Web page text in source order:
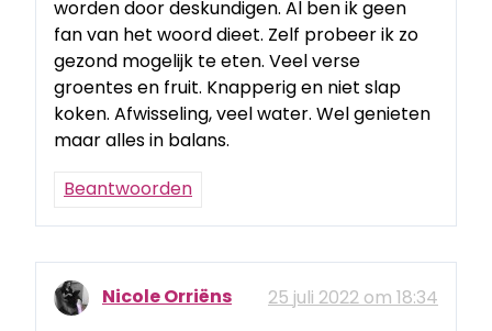
worden door deskundigen. Al ben ik geen
fan van het woord dieet. Zelf probeer ik zo
gezond mogelijk te eten. Veel verse
groentes en fruit. Knapperig en niet slap
koken. Afwisseling, veel water. Wel genieten
maar alles in balans.
Beantwoorden
Nicole Orriëns
25 juli 2022 om 18:34